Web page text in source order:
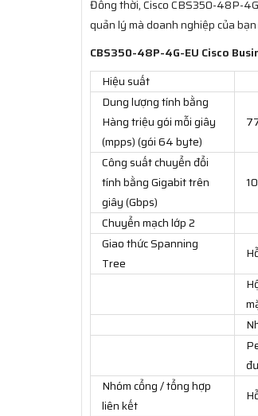
Đồng thời, Cisco CBS350-48P-
quản lý mà doanh nghiệp của bạn
CBS350-48P-4G-EU Cisco
Hiệu suất
Dung lượng tính bằng
Hàng triệu gói mỗi giây
(mpps) (gói 64 byte)
Công suất chuyển đổi
tính bằng Gigabit trên
giây (Gbps)
Chuyển mạch lớp 2
Giao thức Spanning
Tree
Nhóm cổng / tổng hợp
liên kết